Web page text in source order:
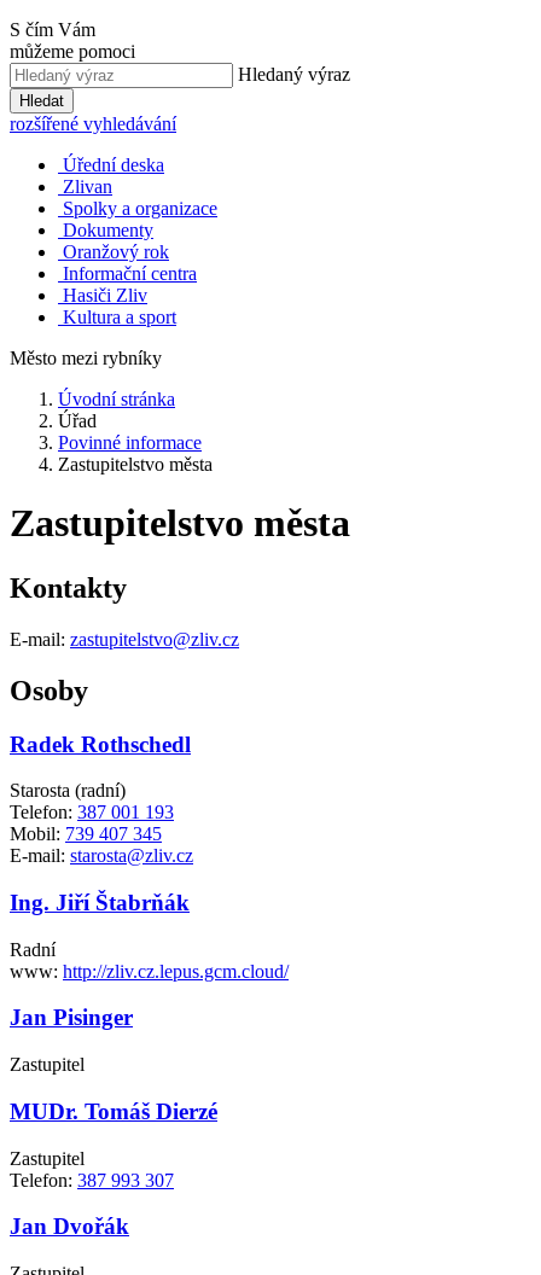
S čím Vám
můžeme pomoci
Hledaný výraz
Hledat
rozšířené vyhledávání
Úřední deska
Zlivan
Spolky a organizace
Dokumenty
Oranžový rok
Informační centra
Hasiči Zliv
Kultura a sport
Město mezi rybníky
Úvodní stránka
Úřad
Povinné informace
Zastupitelstvo města
Zastupitelstvo města
Kontakty
E-mail: zastupitelstvo@zliv.cz
Osoby
Radek Rothschedl
Starosta (radní)
Telefon: 387 001 193
Mobil: 739 407 345
E-mail: starosta@zliv.cz
Ing. Jiří Štabrňák
Radní
www: http://zliv.cz.lepus.gcm.cloud/
Jan Pisinger
Zastupitel
MUDr. Tomáš Dierzé
Zastupitel
Telefon: 387 993 307
Jan Dvořák